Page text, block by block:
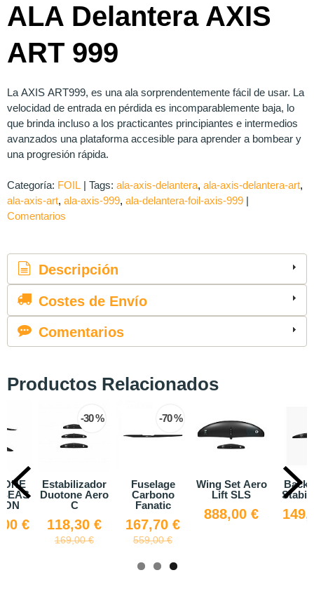
ALA Delantera AXIS
ART 999
La AXIS ART999, es una ala sorprendentemente fácil de usar. La
velocidad de entrada en pérdida es incomparablemente baja, lo
que brinda incluso a los practicantes principiantes e intermedios
avanzados una plataforma accesible para aprender a bombear y
una progresión rápida.
Categoría: FOIL | Tags: ala-axis-delantera ala-axis-delantera-art
ala-axis-art ala-axis-999 ala-delantera-foil-axis-999 |
Comentarios
Descripción
Costes de Envío
Comentarios
Productos Relacionados
ONE
€
-30 %
Estabilizador
Duotone Aero
C
118,30 €
169,00 €
-70 %
Fuselage
Carbono
Fanatic
167,70 €
559,00 €
Wing Set Aero
Lift SLS
888,00 €
Back